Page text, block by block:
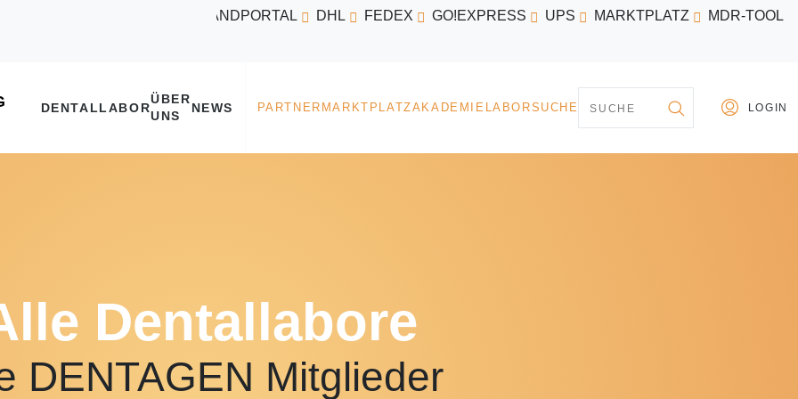
VERSANDPORTAL DHL FEDEX GO!EXPRESS UPS MARKTPLATZ MDR-TOOL
Dentallabore
DENTAGEN Mitglieder